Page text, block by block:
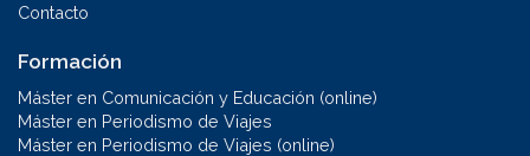
Contacto
Formación
Máster en Comunicación y Educación (online)
Máster en Periodismo de Viajes
Máster en Periodismo de Viajes (online)